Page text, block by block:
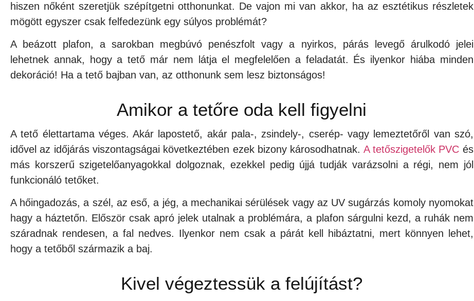
hiszen nőként szeretjük szépítgetni otthonunkat. De vajon mi van akkor, ha az esztétikus részletek
mögött egyszer csak felfedezünk egy súlyos problémát?
A beázott plafon, a sarokban megbúvó penészfolt vagy a nyirkos, párás levegő árulkodó jelei
lehetnek annak, hogy a tető már nem látja el megfelelően a feladatát. És ilyenkor hiába minden
dekoráció! Ha a tető bajban van, az otthonunk sem lesz biztonságos!
Amikor a tetőre oda kell figyelni
A tető élettartama véges. Akár lapostető, akár pala-, zsindely-, cserép- vagy lemeztetőről van szó,
idővel az időjárás viszontagságai következtében ezek bizony károsodhatnak. A tetőszigetelők PVC és
más korszerű szigetelőanyagokkal dolgoznak, ezekkel pedig újjá tudják varázsolni a régi, nem jól
funkcionáló tetőket.
A hőingadozás, a szél, az eső, a jég, a mechanikai sérülések vagy az UV sugárzás komoly nyomokat
hagy a háztetőn. Először csak apró jelek utalnak a problémára, a plafon sárgulni kezd, a ruhák nem
száradnak rendesen, a fal nedves. Ilyenkor nem csak a párát kell hibáztatni, mert könnyen lehet,
hogy a tetőből származik a baj.
Kivel végeztessük a felújítást?